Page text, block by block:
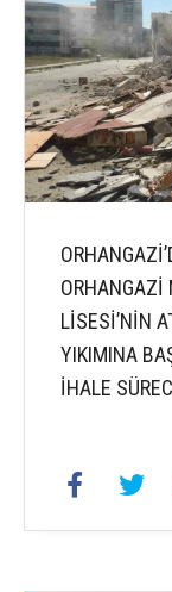
ORHANGAZİ
LİSESİ’NİN
YIKIMINA
İHALE